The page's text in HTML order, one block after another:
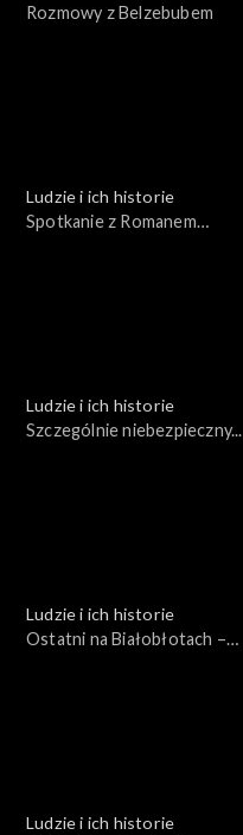
Rozmowy z Belzebubem
Ludzie i ich historie
Spotkanie z Romanem
Ludzie i ich historie
Szczególnie niebezpieczny...
Ludzie i ich historie
Ostatni na Białobłotach –
Ludzie i ich historie